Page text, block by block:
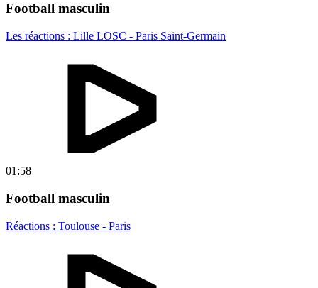
Football masculin
Les réactions : Lille LOSC - Paris Saint-Germain
01:58
Football masculin
Réactions : Toulouse - Paris